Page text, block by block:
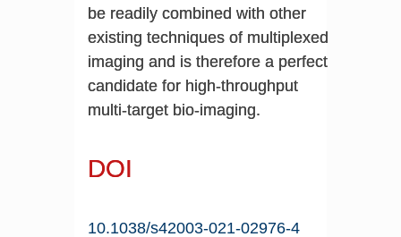
be readily combined with other
existing techniques of multiplexed
imaging and is therefore a perfect
candidate for high-throughput
multi-target bio-imaging.
DOI
10.1038/s42003-021-02976-4